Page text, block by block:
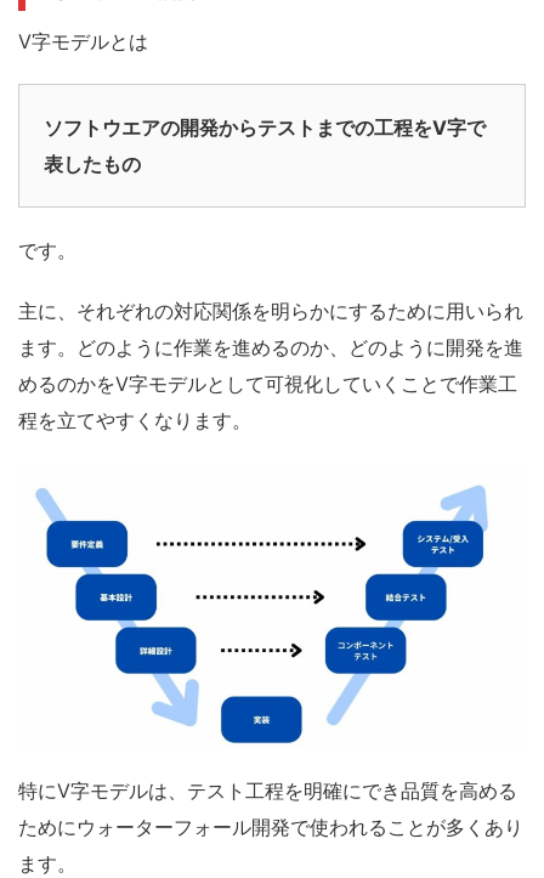
V字モデルとは
ソフトウエアの開発からテストまでの工程をV字で
表したもの
です。
主に、それぞれの対応関係を明らかにするために用いられ
ます。どのように作業を進めるのか、どのように開発を進
めるのかをV字モデルとして可視化していくことで作業工
程を立てやすくなります。
特にV字モデルは、テスト工程を明確にでき品質を高める
ためにウォーターフォール開発で使われることが多くあり
ます。